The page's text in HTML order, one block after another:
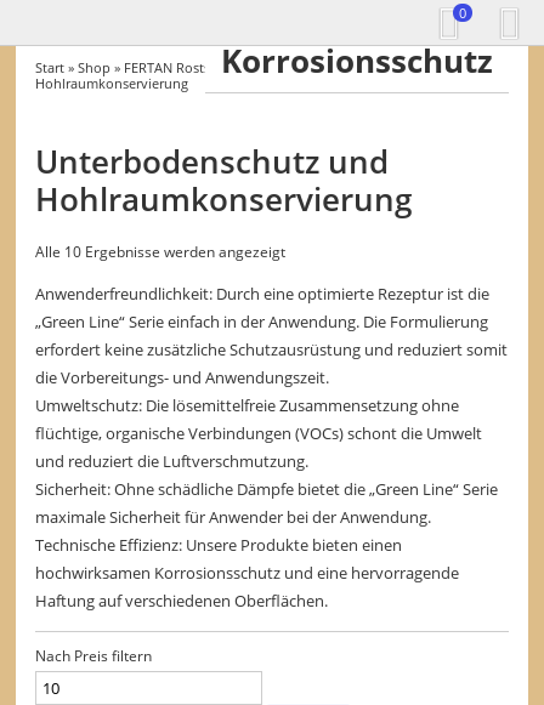
0
Start »Shop » FERTAN Rostschutz» Unterbodenschutz und
Hohlraumkonservierung
Korrosionsschutz
Unterbodenschutz und
Hohlraumkonservierung
Alle 10 Ergebnisse werden angezeigt
Anwenderfreundlichkeit: Durch eine optimierte Rezeptur ist die
„Green Line“ Serie einfach in der Anwendung. Die Formulierung
erfordert keine zusätzliche Schutzausrüstung und reduziert somit
die Vorbereitungs- und Anwendungszeit.
Umweltschutz: Die lösemittelfreie Zusammensetzung ohne
flüchtige, organische Verbindungen (VOCs) schont die Umwelt
und reduziert die Luftverschmutzung.
Sicherheit: Ohne schädliche Dämpfe bietet die „Green Line“ Serie
maximale Sicherheit für Anwender bei der Anwendung.
Technische Effizienz: Unsere Produkte bieten einen
hochwirksamen Korrosionsschutz und eine hervorragende
Haftung auf verschiedenen Oberflächen.
Nach Preis filtern
Min.